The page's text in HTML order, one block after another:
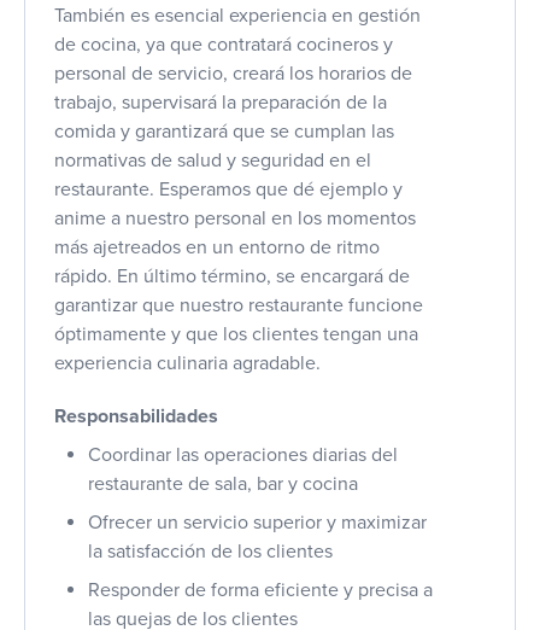
También es esencial experiencia en gestión
de cocina, ya que contratará cocineros y
personal de servicio, creará los horarios de
trabajo, supervisará la preparación de la
comida y garantizará que se cumplan las
normativas de salud y seguridad en el
restaurante. Esperamos que dé ejemplo y
anime a nuestro personal en los momentos
más ajetreados en un entorno de ritmo
rápido. En último término, se encargará de
garantizar que nuestro restaurante funcione
óptimamente y que los clientes tengan una
experiencia culinaria agradable.
Responsabilidades
Coordinar las operaciones diarias del
restaurante de sala, bar y cocina
Ofrecer un servicio superior y maximizar
la satisfacción de los clientes
Responder de forma eficiente y precisa a
las quejas de los clientes